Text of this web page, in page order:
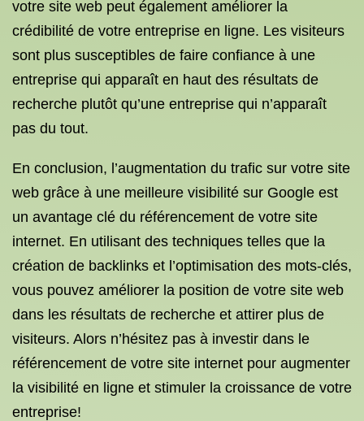
votre site web peut également améliorer la
crédibilité de votre entreprise en ligne. Les visiteurs
sont plus susceptibles de faire confiance à une
entreprise qui apparaît en haut des résultats de
recherche plutôt qu’une entreprise qui n’apparaît
pas du tout.
En conclusion, l’augmentation du trafic sur votre site
web grâce à une meilleure visibilité sur Google est
un avantage clé du référencement de votre site
internet. En utilisant des techniques telles que la
création de backlinks et l’optimisation des mots-clés,
vous pouvez améliorer la position de votre site web
dans les résultats de recherche et attirer plus de
visiteurs. Alors n’hésitez pas à investir dans le
référencement de votre site internet pour augmenter
la visibilité en ligne et stimuler la croissance de votre
entreprise!